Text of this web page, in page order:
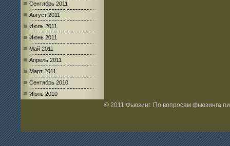
Сентябрь 2011
Август 2011
Июль 2011
Июнь 2011
Май 2011
Апрель 2011
Март 2011
Сентябрь 2010
Июнь 2010
© 2011 Фьюзинг. По вопросам фьюзинга